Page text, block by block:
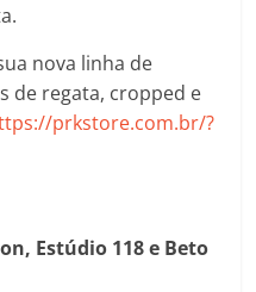
nova linha de
de regata, cropped e
prkstore.com.br/?
Estúdio 118 e Beto